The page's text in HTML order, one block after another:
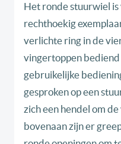
Het ronde stuurwiel
rechthoekig
verlichte ring in de
vingertoppen
gebruikelijke
gesproken op een
zich een hendel om
bovenaan zijn er